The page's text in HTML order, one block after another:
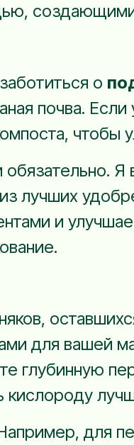
о
почва.
чтобы
лучших
и
для вашей
глубинную
для